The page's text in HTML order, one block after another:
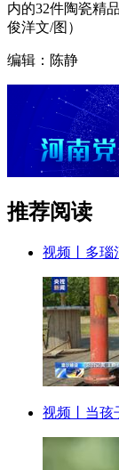
内的32件陶瓷精
俊洋文/图）
编辑：陈静
推荐阅读
视频丨多瑙
视频丨当孩